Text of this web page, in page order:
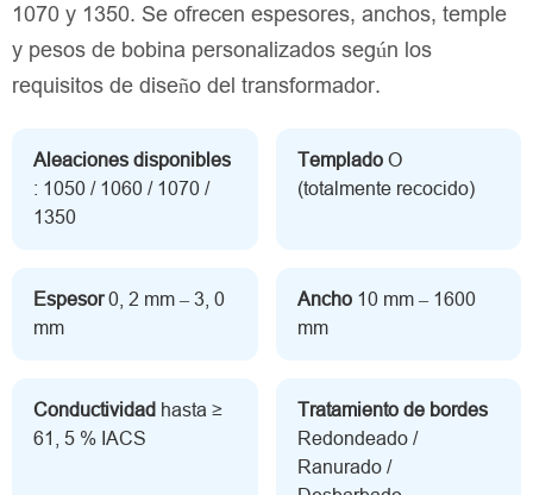
1070 y 1350. Se ofrecen espesores, anchos, temple
y pesos de bobina personalizados según los
requisitos de diseño del transformador.
Aleaciones disponibles
: 1050 / 1060 / 1070 /
1350
TempladoO
(totalmente recocido)
Espesor0, 2 mm – 3, 0
mm
Ancho10 mm – 1600
mm
Conductividad hasta ≥
61, 5 % IACS
Tratamiento de bordes
Redondeado /
Ranurado /